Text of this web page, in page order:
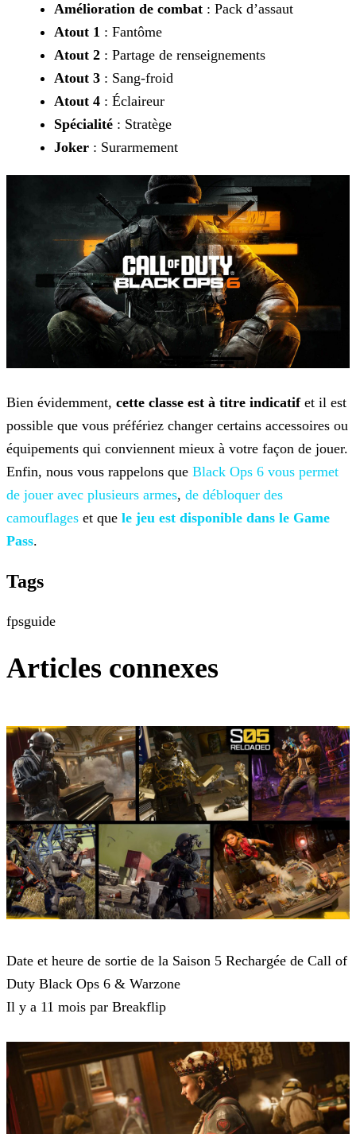
Amélioration de combat : Pack d’assaut
Atout 1 : Fantôme
Atout 2 : Partage de renseignements
Atout 3 : Sang-froid
Atout 4 : Éclaireur
Spécialité : Stratège
Joker : Surarmement
Bien évidemment, cette classe est à titre indicatifet il est
possible que vous préfériez changer certains accessoires ou
équipements qui conviennent mieux à votre façon de jouer.
Enfin, nous vous rappelons que Black Ops 6 vous permet
de jouer avec plusieurs armes, de débloquer des
camouflages et que le jeu est disponible dans le Game
Pass.
Tags
fpsguide
Articles connexes
Date et heure de sortie de la Saison 5 Rechargée de Call of
Duty Black Ops 6 & Warzone
Il y a 11 mois par Breakflip